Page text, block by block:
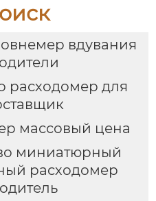
вдувания
расходомер для
массовый цена
миниатюрный
расходомер